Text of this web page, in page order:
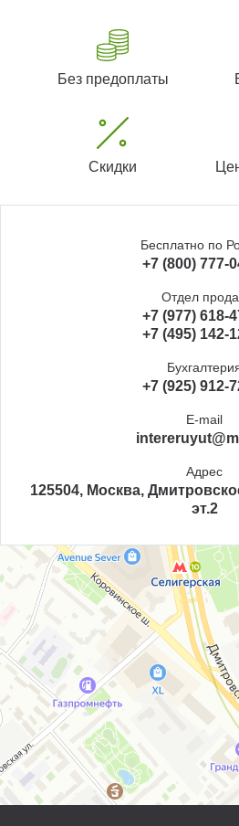
Без предоплаты
Скидки
Бесплатно по
+7 (800) 777-
Отдел
+7 (977) 618-
+7 (495) 142-
+7 (925) 912-
E-mail
Адрес
125504, Москва,
эт.2